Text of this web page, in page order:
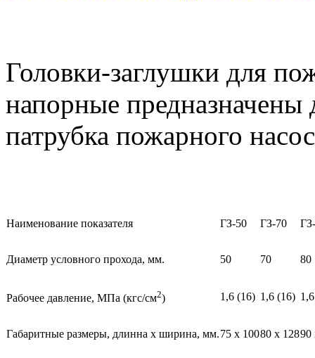
Головки-заглушки для
напорные предназначены
патрубка пожарного
Наименование показателя ГЗ-50 ГЗ-70
Диаметр условного прохода, мм. 50 70 80
Рабочее давление, МПа (кгс/см2) 1,6 (16) 1,6 (16)
Габаритные размеры, длинна х ширина, мм.75 х 10080 х 12890